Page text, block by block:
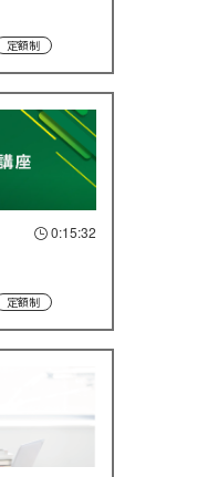
定額制
0:15:32
定額制